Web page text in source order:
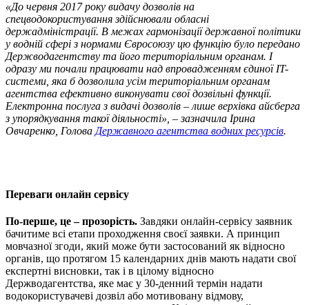
«До червня 2017 року видачу дозволів на
спецводокористування здійснювали обласні
держадміністрації. В межах гармонізації державної політики
у водній сфері з нормами Євросоюзу цю функцію було передано
Держводагентству та його територіальним органам. І
одразу ми почали працювати над впровадженням єдиної IT-
системи, яка б дозволила усім територіальним органам
агентства ефективно виконувати свої дозвільні функції.
Електронна послуга з видачі дозволів – лише верхівка айсберга
з упорядкування такої діяльності», – зазначила Ірина
Овчаренко, Голова Державного агентства водних ресурсів.
Переваги онлайн сервісу
По-перше, це – прозорість. Завдяки онлайн-сервісу заявник
бачитиме всі етапи проходження своєї заявки. А принцип
мовчазної згоди, який може бути застосований як відносно
органів, що протягом 15 календарних днів мають надати свої
експертні висновки, так і в цілому відносно
Держводагентства, яке має у 30-денний термін надати
водокористувачеві дозвіл або мотивовану відмову,